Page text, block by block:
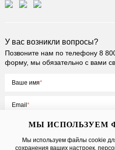
У вас возникли вопросы?
Позвоните нам по телефону 8
форму, мы обязательно с вами
Ваше имя
Email
МЫ ИСПОЛЬЗУЕМ
Мы используем файлы cookie
сохранения ваших настроек,